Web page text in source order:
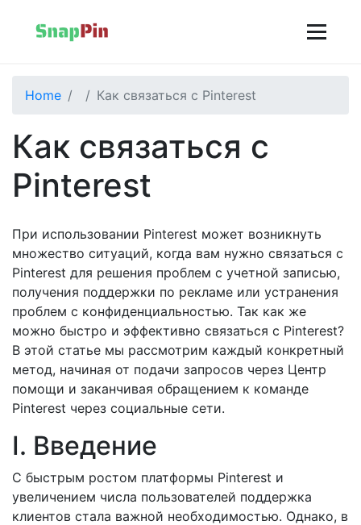
Home Как связаться с Pinterest
Как связаться с
Pinterest
При использовании Pinterest может возникнуть
множество ситуаций, когда вам нужно связаться с
Pinterest для решения проблем с учетной записью,
получения поддержки по рекламе или устранения
проблем с конфиденциальностью. Так как же
можно быстро и эффективно связаться с Pinterest?
В этой статье мы рассмотрим каждый конкретный
метод, начиная от подачи запросов через Центр
помощи и заканчивая обращением к команде
Pinterest через социальные сети.
I. Введение
С быстрым ростом платформы Pinterest и
увеличением числа пользователей поддержка
клиентов стала важной необходимостью. Однако, в